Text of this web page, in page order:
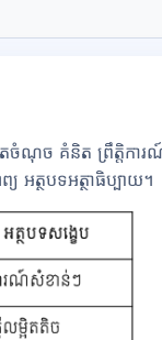
ចំណុច គំនិត ព្រឹត្តិកា
អត្ថបទអត្ថាធិប្បាយ។